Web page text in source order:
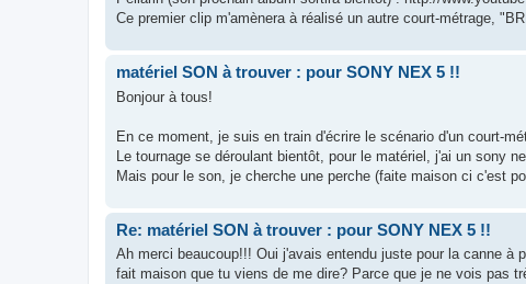
Ce premier clip m'amènera à réalisé un autre court-métrage,
matériel SON à trouver : pour SONY NEX 5 !!
Bonjour à tous!
En ce moment, je suis en train d'écrire le scénario d'un court-
Le tournage se déroulant bientôt, pour le matériel, j'ai un sony
Mais pour le son, je cherche une perche (faite maison ci c'est
Re: matériel SON à trouver : pour SONY NEX 5 !!
Ah merci beaucoup!!! Oui j'avais entendu juste pour la canne à
fait maison que tu viens de me dire? Parce que je ne vois pas